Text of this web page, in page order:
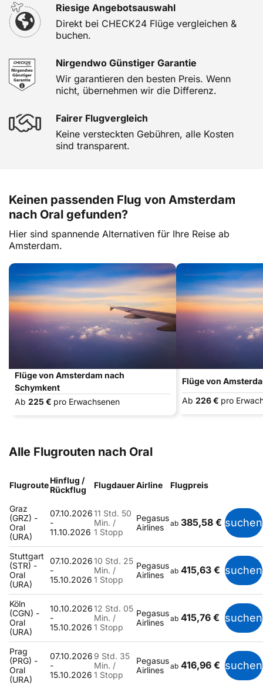
Riesige Angebotsauswahl
Direkt bei CHECK24 Flüge vergleichen &
buchen.
Nirgendwo Günstiger Garantie
Wir garantieren den besten Preis. Wenn
nicht, übernehmen wir die Differenz.
Fairer Flugvergleich
Keine versteckten Gebühren, alle Kosten
sind transparent.
Keinen passenden Flug von Amsterdam
nach Oral gefunden?
Hier sind spannende Alternativen für Ihre Reise ab
Amsterdam.
Flüge von Amsterdam nach
Schymkent
Ab 225 € pro Erwachsenen
Flüge von
Ab 226 € pro
Alle Flugrouten nach Oral
FlugrouteHinflug /
Rückflug
FlugdauerAirline Flugpreis
Graz
(GRZ) -
Oral
(URA)
07.10.2026
-
11.10.2026
11 Std. 50
Min. /
1 Stopp
Pegasus
Airlines
ab 385,58 € suchen
Stuttgart
(STR) -
Oral
(URA)
07.10.2026
-
15.10.2026
10 Std. 25
Min. /
1 Stopp
Pegasus
Airlines
ab 415,63 € suchen
Köln
(CGN) -
Oral
(URA)
10.10.2026
-
15.10.2026
12 Std. 05
Min. /
1 Stopp
Pegasus
Airlines
ab 415,76 € suchen
Prag
(PRG) -
Oral
(URA)
07.10.2026
-
15.10.2026
9 Std. 35
Min. /
1 Stopp
Pegasus
Airlines
ab 416,96 € suchen